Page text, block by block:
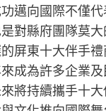
邁向國際不僅
對縣府團隊莫大
屏東十大伴手
成為許多企業
將持續攜手十